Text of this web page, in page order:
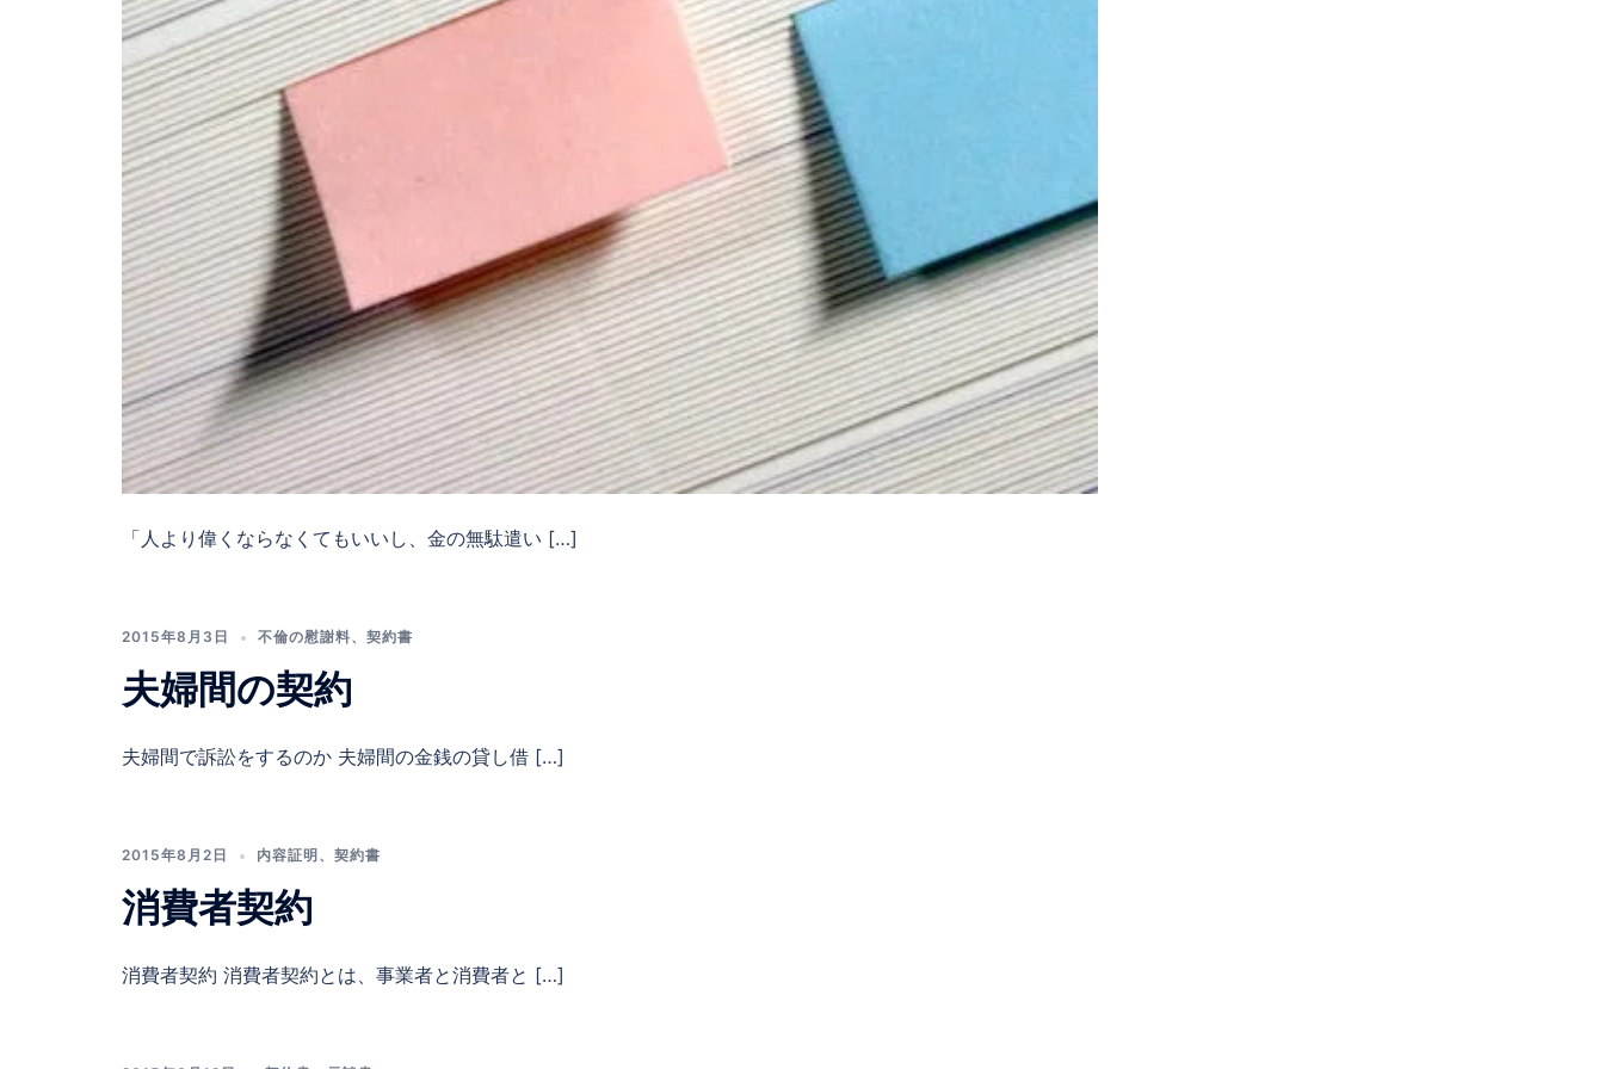
「人より偉くならなくてもいいし、金の無駄遣い […]
2015年8月3日 不倫の慰謝料、 契約書
夫婦間の契約
夫婦間で訴訟をするのか 夫婦間の金銭の貸し借 […]
2015年8月2日 内容証明 、 契約書
消費者契約
消費者契約 消費者契約とは、事業者と消費者と […]